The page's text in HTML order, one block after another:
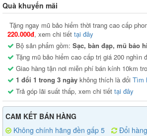
Quà khuyến mãi
Tặng ngay mũ bảo hiểm thời trang cao cấp
220.000đ, xem chi tiết tại đây
Bộ sản phẩm gồm: Sạc, bàn đạp, mũ bảo
Tặng mũ bảo hiểm cao cấp trị giá 200 nghìn
Giao hàng tận nơi miễn phí bán kính 10km
1 đổi 1 trong 3 ngày không thích là đổi Tìm
Trả góp lãi suất thấp, xem chi tiết tại đây
CAM KẾT BÁN HÀNG
Không chính hãng đền gấp 5
Đổi